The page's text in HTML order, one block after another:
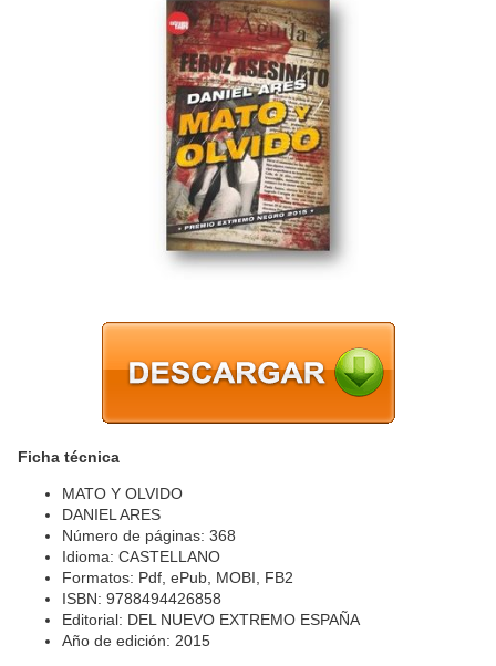
Ficha técnica
MATO Y OLVIDO
DANIEL ARES
Número de páginas: 368
Idioma: CASTELLANO
Formatos: Pdf, ePub, MOBI, FB2
ISBN: 9788494426858
Editorial: DEL NUEVO EXTREMO ESPAÑA
Año de edición: 2015